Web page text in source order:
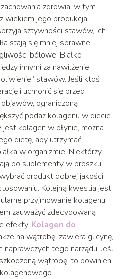
zdrowia, w tym
wiekiem jego produkcja
sztywności stawów, ich
stają się mniej sprawne,
bólowe. Białko
innymi za nawilżenie
stawów. Jeśli ktoś
i uchronić się przed
ograniczoną
podaż kolagenu w diecie.
kolagen w płynie, można
dietę, aby utrzymać
w organizmie. Niektórzy
po suplementy w proszku.
produkt dobrej jakości,
Kolejną kwestią jest
przyjmowanie kolagenu,
zauważyć zdecydowaną
efekty. Kolagen do
na wątrobę, zawiera glicynę,
tego narządu. Jeśli
wątrobę, to powinien